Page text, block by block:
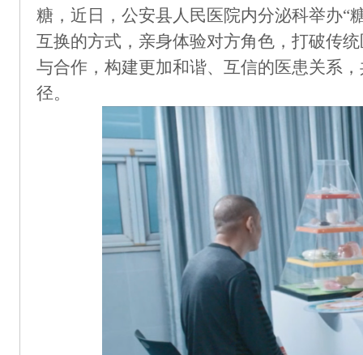
糖， 近日，公安县人民医院内分泌科举办“
互换的方式，亲身体验对方角色，打破传
与合作 ， 构建更加和谐、互信的医患关系
径。